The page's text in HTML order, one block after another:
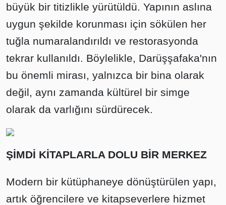
büyük bir titizlikle yürütüldü. Yapının aslına
uygun şekilde korunması için sökülen her
tuğla numaralandırıldı ve restorasyonda
tekrar kullanıldı. Böylelikle, Darüşşafaka'nın
bu önemli mirası, yalnızca bir bina olarak
değil, aynı zamanda kültürel bir simge
olarak da varlığını sürdürecek.
ŞİMDİ KİTAPLARLA DOLU BİR MERKEZ
Modern bir kütüphaneye dönüştürülen yapı,
artık öğrencilere ve kitapseverlere hizmet